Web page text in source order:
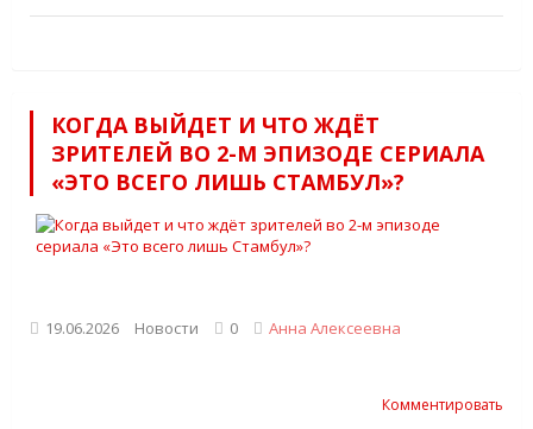
КОГДА ВЫЙДЕТ И ЧТО ЖДЁТ
ЗРИТЕЛЕЙ ВО 2-М ЭПИЗОДЕ СЕРИАЛА
«ЭТО ВСЕГО ЛИШЬ СТАМБУЛ»?
19.06.2026 Новости 0 Анна Алексеевна
Комментировать